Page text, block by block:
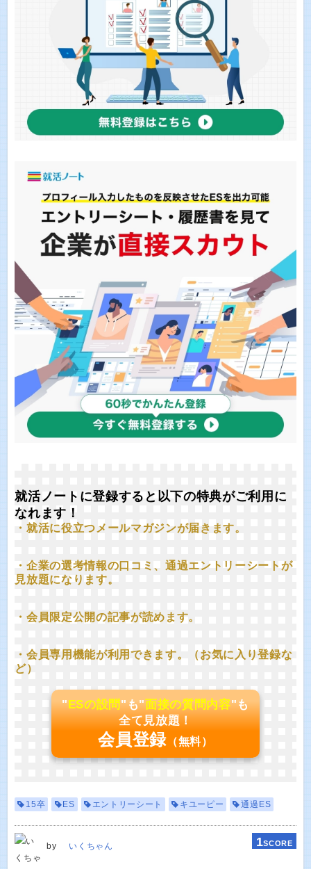
就活ノートに登録すると以下の特典がご利用に
なれます！
・就活に役立つメールマガジンが届きます。
・企業の選考情報の口コミ、通過エントリーシートが
見放題になります。
・会員限定公開の記事が読めます。
・会員専用機能が利用できます。（お気に入り登録な
ど）
"ESの設問"も"面接の質問内容"も
全て見放題！
会員登録 （無料）
15卒 ES エントリーシート キユーピー 通過ES
by いくちゃん 1SCORE